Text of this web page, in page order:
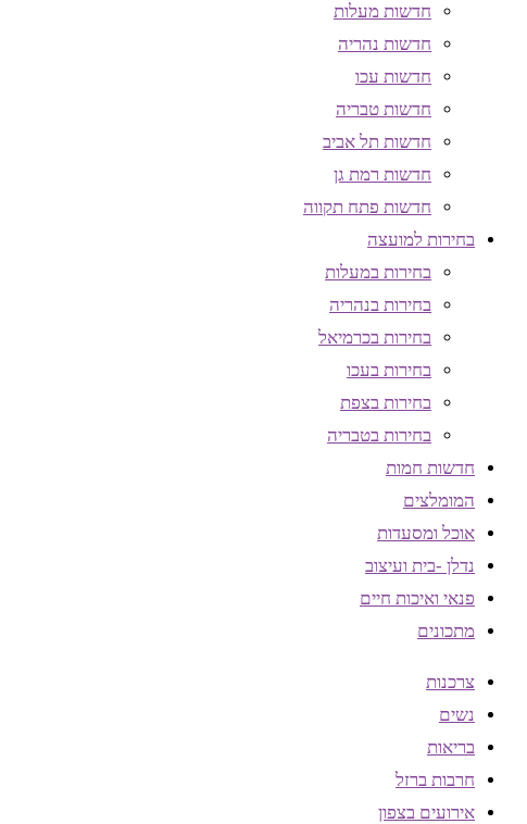
חדשות מעלות
חדשות נהריה
חדשות עכו
חדשות טבריה
חדשות תל אביב
חדשות רמת גן
חדשות פתח תקווה
בחירות למועצה
בחירות במעלות
בחירות בנהריה
בחירות בכרמיאל
בחירות בעכו
בחירות בצפת
בחירות בטבריה
חדשות חמות
המומלצים
אוכל ומסעדות
נדלן -בית ועיצוב
פנאי ואיכות חיים
מתכונים
צרכנות
נשים
בריאות
חרבות ברזל
אירועים בצפון